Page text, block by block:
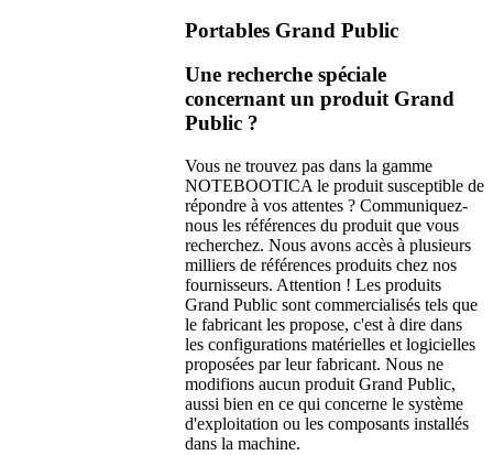
Portables Grand Public
Une recherche spéciale
concernant un produit Grand
Public ?
Vous ne trouvez pas dans la gamme
NOTEBOOTICA le produit susceptible de
répondre à vos attentes ? Communiquez-
nous les références du produit que vous
recherchez. Nous avons accès à plusieurs
milliers de références produits chez nos
fournisseurs. Attention ! Les produits
Grand Public sont commercialisés tels que
le fabricant les propose, c'est à dire dans
les configurations matérielles et logicielles
proposées par leur fabricant. Nous ne
modifions aucun produit Grand Public,
aussi bien en ce qui concerne le système
d'exploitation ou les composants installés
dans la machine.